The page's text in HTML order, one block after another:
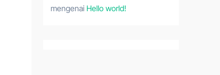
mengenai Hello world!